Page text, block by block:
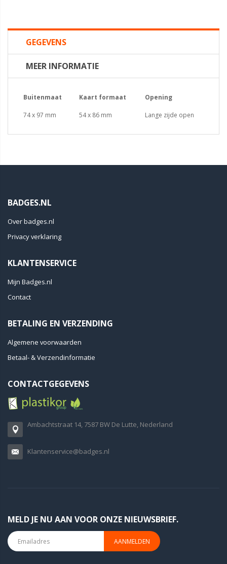
GEGEVENS
MEER INFORMATIE
Buitenmaat Kaart formaat Opening
74 x 97 mm 54 x 86 mm Lange zijde open
BADGES.NL
Over badges.nl
Privacy verklaring
KLANTENSERVICE
Mijn Badges.nl
Contact
BETALING EN VERZENDING
Algemene voorwaarden
Betaal- & Verzendinformatie
CONTACTGEGEVENS
Ambachtstraat 14, 7587 BW De Lutte, Nederland
Klantenservice@badges.nl
MELD JE NU AAN VOOR ONZE NIEUWSBRIEF.
AANMELDEN